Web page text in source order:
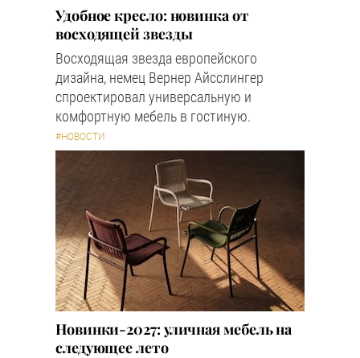
Удобное кресло: новинка от
восходящей звезды
Восходящая звезда европейского
дизайна, немец Вернер Айсслингер
спроектировал универсальную и
комфортную мебель в гостиную.
#НОВОСТИ
Новинки-2027: уличная мебель на
следующее лето